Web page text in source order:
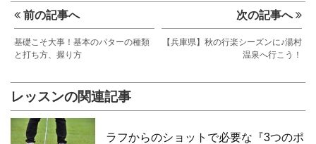
前の記事へ
基礎こそ大事！基本のパターの種類
と打ち方、握り方
次の記事へ
【兵庫県】秋の行楽シーズンに♪湯村
温泉へ行こう！
レッスンの関連記事
ラフからのショットで必要な『3つのポ